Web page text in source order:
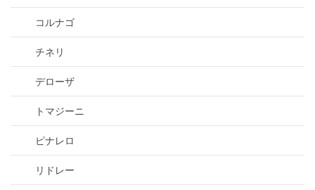
コルナゴ
チネリ
デローザ
トマジーニ
ピナレロ
リドレー